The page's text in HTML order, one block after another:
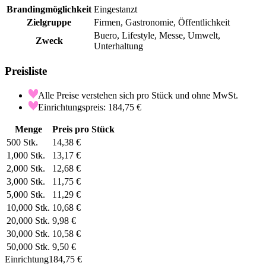
Brandingmöglichkeit Eingestanzt
Zielgruppe
Firmen, Gastronomie, Öffentlichkeit
Zweck
Buero, Lifestyle, Messe, Umwelt,
Unterhaltung
Preisliste
Alle Preise verstehen sich pro Stück und ohne MwSt.
Einrichtungspreis: 184,75 €
Menge
Preis pro Stück
500 Stk.
14,38 €
1,000 Stk.
13,17 €
2,000 Stk.
12,68 €
3,000 Stk.
11,75 €
5,000 Stk.
11,29 €
10,000 Stk. 10,68 €
20,000 Stk. 9,98 €
30,000 Stk. 10,58 €
50,000 Stk. 9,50 €
Einrichtung184,75 €